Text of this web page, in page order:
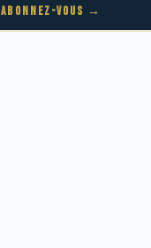
ABONNEZ-VOUS →